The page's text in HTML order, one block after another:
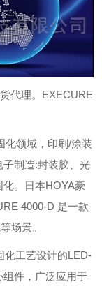
代理。EXECURE
化领域，印刷/涂装
制造:封装胶、光
。日本HOYA豪
4000-D 是一款
场景。
化工艺设计的‌LED-
组件，广泛应用于